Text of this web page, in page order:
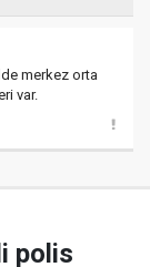
merkez orta
var.
polis